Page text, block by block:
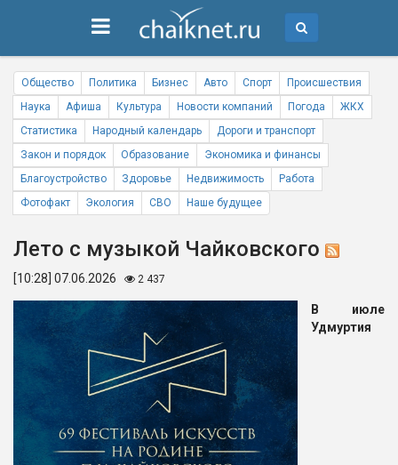
Общество Политика Бизнес Авто Спорт
Происшествия
Наука
Афиша Культура Новости компаний Погода
ЖКХ
Статистика
Народный календарь
Дороги и транспорт
Закон и порядок
Образование
Экономика и финансы
Благоустройство
Здоровье Недвижимость
Работа
Фотофакт
Экология СВО Наше будущее
Лето с музыкой Чайковского
[10:28] 07.06.2026 2 437
В июле
Удмуртия